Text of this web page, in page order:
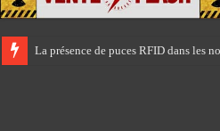
La présence de puces RFID dans les